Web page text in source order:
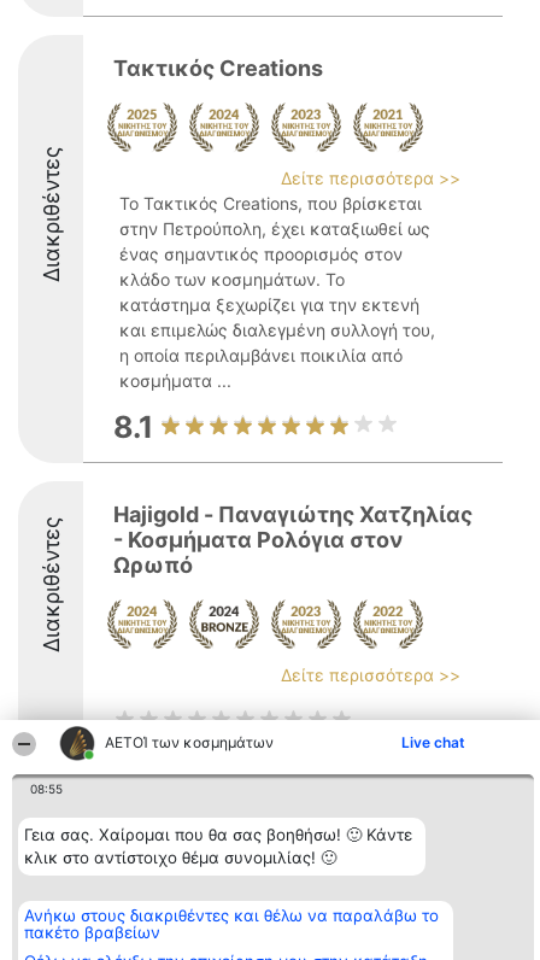
ΑΕΤΟΊ των κοσμημάτων Live chat
08:55
Γεια σας. Χαίρομαι που θα σας βοηθήσω! 🙂 Κάντε
κλικ στο αντίστοιχο θέμα συνομιλίας! 🙂
Ανήκω στους διακριθέντες και θέλω να παραλάβω το
πακέτο βραβείων
Διακριθέντες
Τακτικός Creations
Δείτε περισσότερα >>
Το Τακτικός Creations, που βρίσκεται
στην Πετρούπολη, έχει καταξιωθεί ως
ένας σημαντικός προορισμός στον
κλάδο των κοσμημάτων. Το
κατάστημα ξεχωρίζει για την εκτενή
και επιμελώς διαλεγμένη συλλογή του,
η οποία περιλαμβάνει ποικιλία από
κοσμήματα ...
8.1
Διακριθέντες
Ηajigold - Παναγιώτης Χατζηλίας
- Κοσμήματα Ρολόγια στον
Ωρωπό
Δείτε περισσότερα >>
κατάταξης
BEAUTIFUL COMPANY
Μονοπρόσωπη ΙΚΕ
ΤΗΛ. ΕΠΙΚΟΙΝΩΝΙΑΣ:
email:
aetoi@beautifulcompany.co
Λίστα όλων
των
διακριθέντων
Όροι &
Επικοινωνία